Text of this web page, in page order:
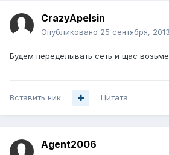
CrazyApelsin
Опубликовано 25 сентября, 2013
Будем переделывать сеть и щас
Вставить ник Цитата
Agent2006